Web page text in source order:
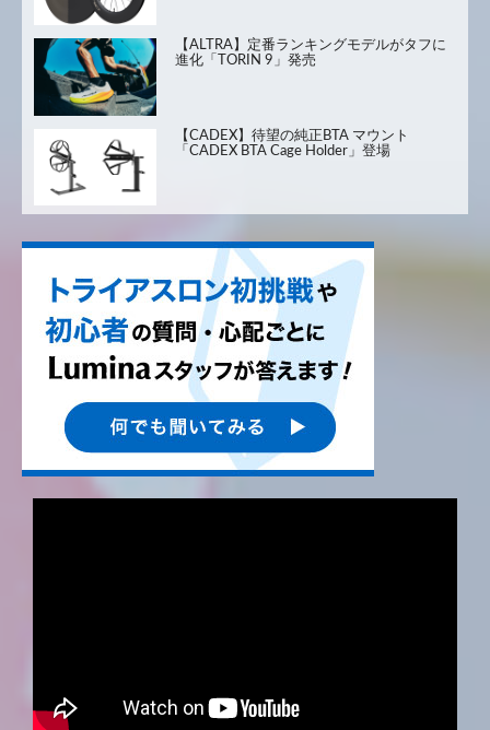
【ALTRA】定番ランキングモデルがタフに
進化「TORIN 9」発売
【CADEX】待望の純正BTA マウント
「CADEX BTA Cage Holder」登場